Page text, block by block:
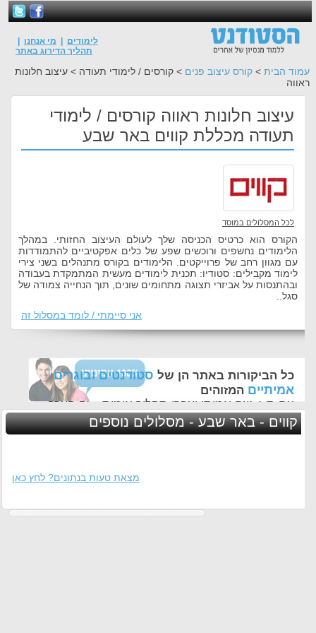
לימודים מי אנחנו
תהליך הדירוג באתר
עמוד הבית > קורס עיצוב פנים > קורסים / לימודי תעודה > עיצוב חלונות
ראווה
עיצוב חלונות ראווה קורסים / לימודי
תעודה מכללת קווים באר שבע
לכל המסלולים במוסד
הקורס הוא כרטיס הכניסה שלך לעולם העיצוב החזותי. במהלך
הלימודים נחשפים ורוכשים שפע של כלים אפקטיביים להתמודדות
עם מגוון רחב של פרוייקטים. הלימודים בקורס מתנהלים בשני צירי
לימוד מקבילים: סטודיו: תכנית לימודים מעשית המתמקדת בעבודה
ובהתנסות על אביזרי תצוגה מתחומים שונים, תוך הנחייה צמודה של
סגל..
אני סיימתי / לומד במסלול זה
כל הביקורות באתר הן של סטודנטים ובוגרים
אמיתיים המזוהים
עם ת.ז, שם אמיתי ועברו תהליך אימות - זה הערך
החשוב לנו ביותר באתר
קווים - באר שבע - מסלולים נוספים
מצאת טעות בנתונים? לחץ כאן